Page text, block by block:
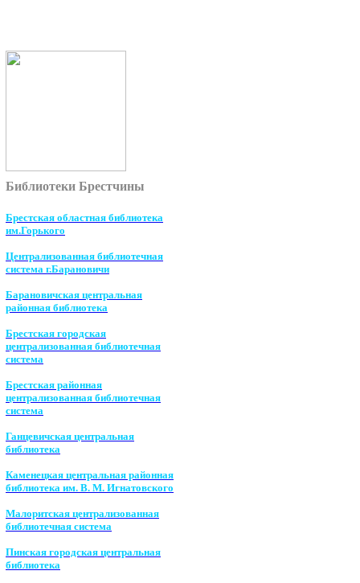
Библиотеки Брестчины
Брестская областная библиотека
им.Горького
Централизованная библиотечная
система г.Барановичи
Барановичская центральная
районная библиотека
Брестская городская
централизованная библиотечная
система
Брестская районная
централизованная библиотечная
система
Ганцевичская центральная
библиотека
Каменецкая центральная районная
библиотека им. В. М. Игнатовского
Малоритская централизованная
библиотечная система
Пинская городская центральная
библиотека